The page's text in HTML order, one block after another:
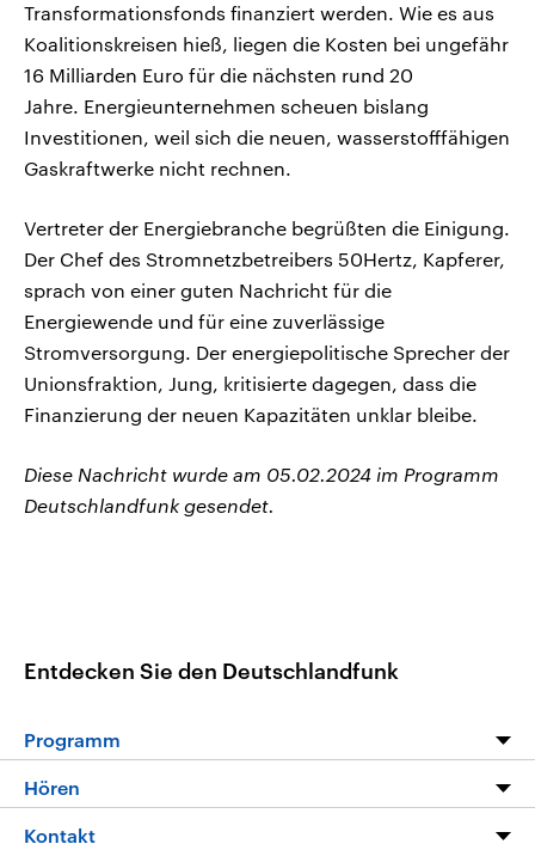
Transformationsfonds finanziert werden. Wie es aus
Koalitionskreisen hieß, liegen die Kosten bei ungefähr
16 Milliarden Euro für die nächsten rund 20
Jahre. Energieunternehmen scheuen bislang
Investitionen, weil sich die neuen, wasserstofffähigen
Gaskraftwerke nicht rechnen.
Vertreter der Energiebranche begrüßten die Einigung.
Der Chef des Stromnetzbetreibers 50Hertz, Kapferer,
sprach von einer guten Nachricht für die
Energiewende und für eine zuverlässige
Stromversorgung. Der energiepolitische Sprecher der
Unionsfraktion, Jung, kritisierte dagegen, dass die
Finanzierung der neuen Kapazitäten unklar bleibe.
Diese Nachricht wurde am 05.02.2024 im Programm
Deutschlandfunk gesendet.
Entdecken Sie den Deutschlandfunk
Programm
Programm
Hören
Livestream
Kontakt